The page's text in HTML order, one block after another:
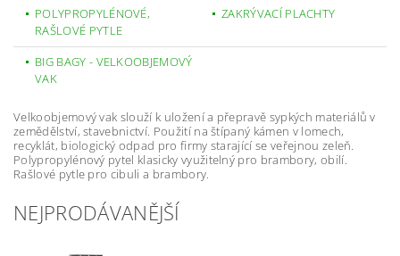
POLYPROPYLÉNOVÉ,
RAŠLOVÉ PYTLE
ZAKRÝVACÍ PLACHTY
BIG BAGY - VELKOOBJEMOVÝ
VAK
Velkoobjemový vak slouží k uložení a přepravě sypkých materiálů v
zemědělství, stavebnictví. Použití na štípaný kámen v lomech,
recyklát, biologický odpad pro firmy starající se veřejnou zeleň.
Polypropylénový pytel klasicky využitelný pro brambory, obilí.
Rašlové pytle pro cibuli a brambory.
NEJPRODÁVANĚJŠÍ